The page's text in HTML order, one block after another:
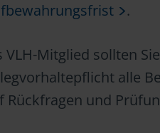
.
VLH-Mitglied sollten
alle
Rückfragen und